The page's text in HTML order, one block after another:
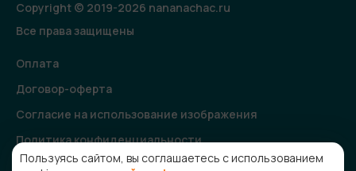
Copyright © 2019-2026 nananachac.ru
Все права защищены
Оплата
Договор-оферта
Согласие на использование изображения
Политика конфиденциальности
Согласие на получение рекламной и информационной
Пользуясь сайтом, вы соглашаетесь с использованием